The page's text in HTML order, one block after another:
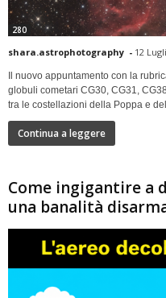
280
shara.astrophotography - 12
Il nuovo appuntamento con la
globuli cometari CG30, CG31,
tra le costellazioni della Poppa e
Continua a leggere
Come ingigantire a
una banalità